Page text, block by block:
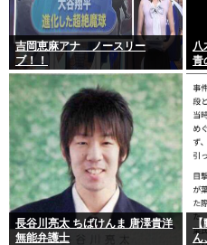
吉岡恵麻アナ ノースリー
ブ！！
八
青
の
長谷川亮太 ちばけんま 唐澤貴洋
無能弁護士
ん